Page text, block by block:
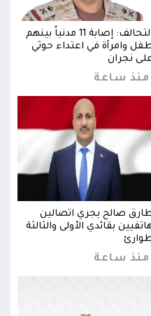
التحالف: إصابة 11 مدنياً بينهم
وامرأة في اعتداء حوثي
نجران
منذ ساعة
صالح يجري اتصالين
بقائدي الأولى والثالثة
منذ ساعة